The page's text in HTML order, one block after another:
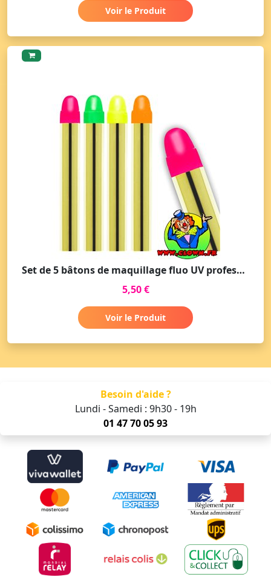
Voir le Produit
Set de 5 bâtons de maquillage fluo UV professionnel
5,50 €
Voir le Produit
Besoin d'aide ?
Lundi - Samedi : 9h30 - 19h
01 47 70 05 93